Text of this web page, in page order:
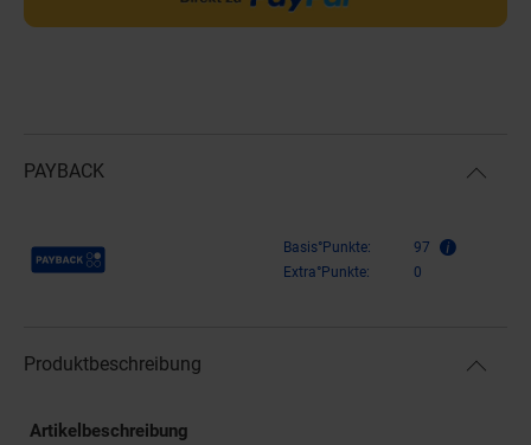
PAYBACK
Payback Punkte Basis°Punkte:
97
Extra°Punkte:
0
Produktbeschreibung
Artikelbeschreibung